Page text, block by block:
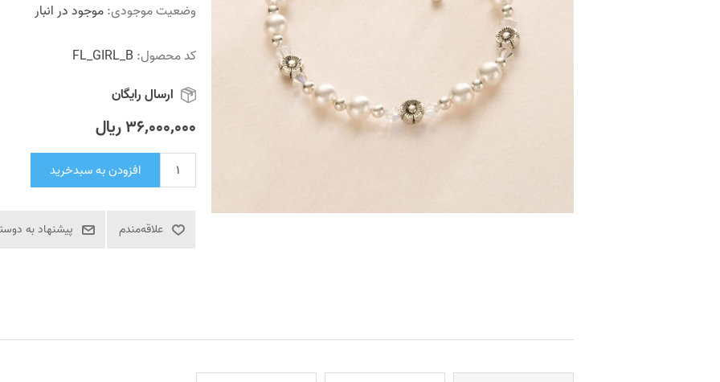
وضعیت موجودی: موجود در انبار
کد محصول: FL_GIRL_B
ارسال رایگان
36٬000٬000 ریال
افزودن به سبدخرید
علاقه‌مندم پیشنهاد به